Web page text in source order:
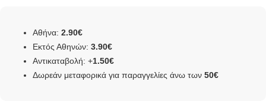
Αθήνα: 2.90€
Εκτός Αθηνών: 3.90€
Αντικαταβολή: +1.50€
Δωρεάν μεταφορικά για παραγγελίες άνω των 50€